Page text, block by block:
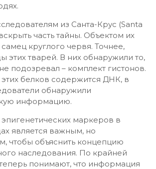
из Санта-Крус (Santa
часть тайны. Объектом их
самец круглого червя. Точнее,
этих тварей. В них обнаружили то,
подозревал – комплект гистонов.
белков содержится ДНК, в
обнаружили
информацию.
маркеров в
является важным, но
чтобы объяснить концепцию
наследования. По крайней
понимают, что информация